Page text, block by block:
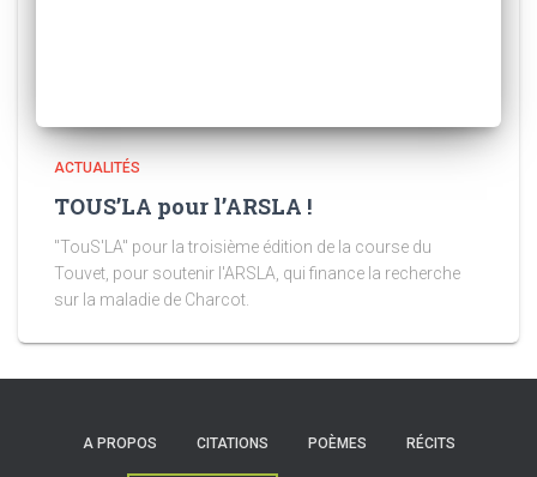
ACTUALITÉS
TOUS’LA pour l’ARSLA !
"TouS'LA" pour la troisième édition de la course du
Touvet, pour soutenir l'ARSLA, qui finance la recherche
sur la maladie de Charcot.
A PROPOS CITATIONS POÈMES RÉCITS